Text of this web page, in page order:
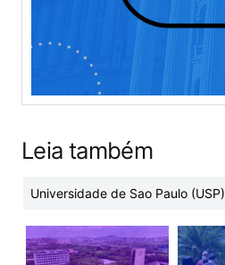
Leia também
Universidade de Sao Paulo (USP)